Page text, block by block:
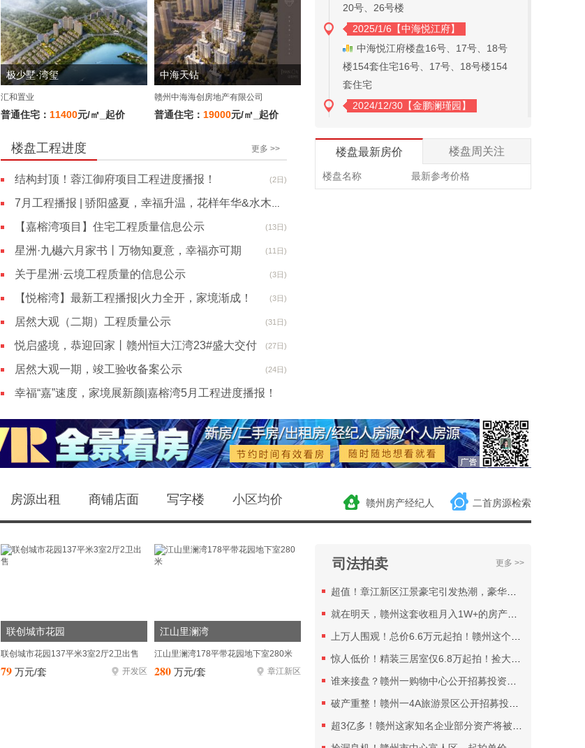
极少墅·湾玺
汇和置业
普通住宅： 11400元/㎡_起价
中海天钻
赣州中海海创房地产有限公司
普通住宅： 19000元/㎡_起价
20号、26号楼
2025/1/6【中海悦江府】
中海悦江府楼盘16号、17号、18号
楼154套住宅16号、17号、18号楼154
套住宅
2024/12/30【金鹏澜瑾园】
套、店面16间、杂间2间）18#、20#楼
2024/12/25【中海天樾】
中海天樾楼盘524套（其中住宅496
2024/11/28【中海悦江府】
中海悦江府楼盘19号、22号楼104
套住宅19号、22号楼104套住宅
极少墅湾玺地下室89个车位地下室
蓉江御府楼盘5号、20号楼109套
（其中住宅100套、商业9套）5号、20
套）
2024/10/22【中海悦江府】
中海悦江府楼盘20号、23号楼132
套住宅20号、23号楼132套住宅
2024/10/22【中海·学府壹号】
中海学府壹号楼盘5号楼40套住宅5
楼盘工程进度 更多 >>
结构封顶！蓉江御府项目工程进度播报！ (2日)
7月工程播报 | 骄阳盛夏，幸福升温，花样年华&水木年华北区最新工程进度
(29日)
【嘉榕湾项目】住宅工程质量信息公示 (13日)
星洲·九樾六月家书丨万物知夏意，幸福亦可期 (11日)
关于星洲·云境工程质量的信息公示 (3日)
【悦榕湾】最新工程播报|火力全开，家境渐成！ (3日)
居然大观（二期）工程质量公示 (31日)
悦启盛境，恭迎回家丨赣州恒大江湾23#盛大交付 (27日)
居然大观一期，竣工验收备案公示 (24日)
幸福“嘉”速度，家境展新颜|嘉榕湾5月工程进度播报！
(18日)
楼盘最新房价 楼盘周关注
楼盘名称 最新参考价格
房源出租 商铺店面 写字楼 小区均价 二首房源检索
赣州房产经纪人
联创城市花园
联创城市花园137平米3室2厅2卫出售
开发区
79 万元/套
江山里澜湾
江山里澜湾178平带花园地下室280米
章江新区
280 万元/套
司法拍卖 更多 >>